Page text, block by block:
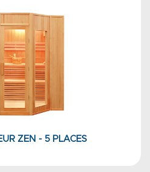
ZEN - 5 PLACES